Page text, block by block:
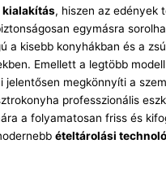
kialakítás, hiszen az edények
egymásra
a kisebb konyhákban és a
Emellett a legtöbb modell
jelentősen megkönnyíti a
professzionális
a folyamatosan friss és
ételtárolási